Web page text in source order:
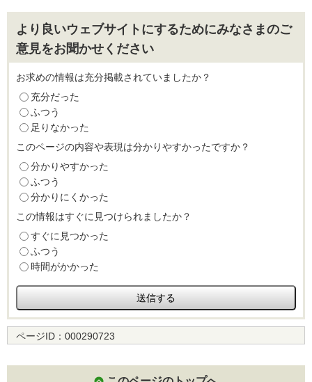
より良いウェブサイトにするためにみなさまのご
意見をお聞かせください
お求めの情報は充分掲載されていましたか？
充分だった
ふつう
足りなかった
このページの内容や表現は分かりやすかったですか？
分かりやすかった
ふつう
分かりにくかった
この情報はすぐに見つけられましたか？
すぐに見つかった
ふつう
時間がかかった
ページID： 000290723